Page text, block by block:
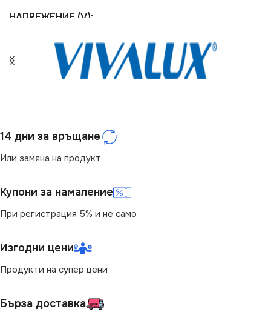
НАПРЕЖЕНИЕ (V)
BRAVO
14 дни за връщане
Или замяна на продукт
Купони за намаление
При регистрация 5% и не само
Изгодни цени
Продукти на супер цени
Бърза доставка